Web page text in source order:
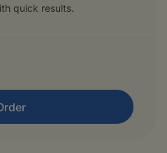
quick results.